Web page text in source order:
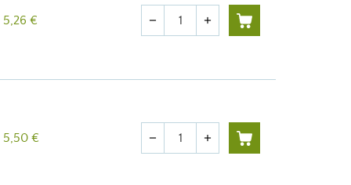
5,26 € Cantidad
remove add
5,50 € Cantidad
remove add